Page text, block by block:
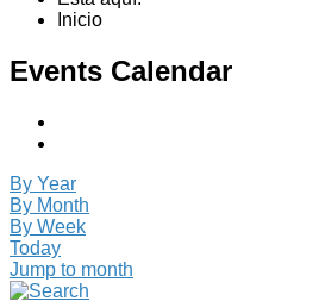
Inicio
Events Calendar
By Year
By Month
By Week
Today
Jump to month